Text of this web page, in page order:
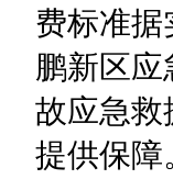
费标准
鹏新区
故应急救
提供保障